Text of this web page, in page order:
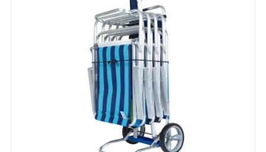
TV, Audio y Video
Cuidado de mascotas
Aire libre y Jardín